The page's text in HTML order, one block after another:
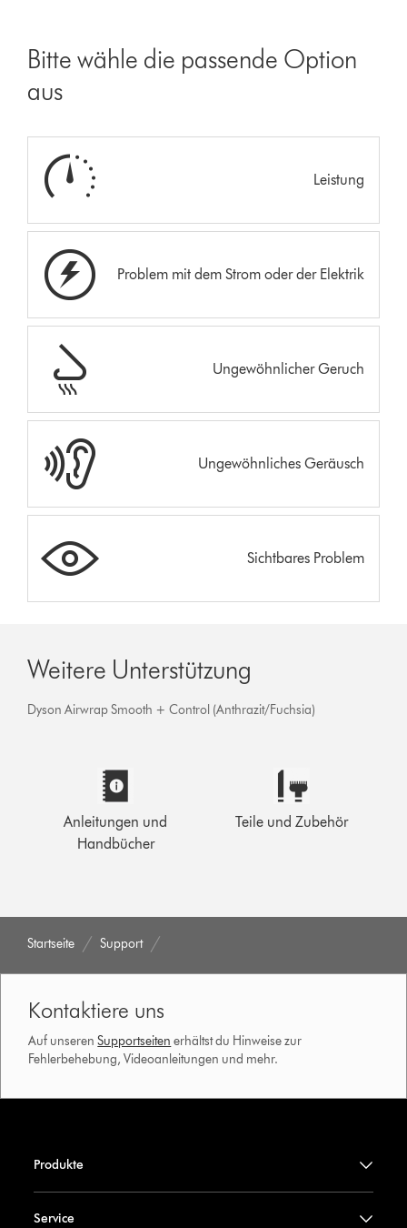
Bitte wähle die passende Option
aus
Leistung
Problem mit dem Strom oder der Elektrik
Ungewöhnlicher Geruch
Ungewöhnliches Geräusch
Sichtbares Problem
Weitere Unterstützung
Dyson Airwrap Smooth + Control (Anthrazit/Fuchsia)
Anleitungen und
Handbücher
Teile und Zubehör
Startseite Support
Kontaktiere uns
Auf unserenSupportseiten erhältst du Hinweise zur
Fehlerbehebung, Videoanleitungen und mehr.
Produkte
Service